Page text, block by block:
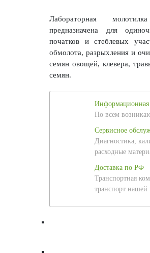
Лабораторная
предназначена для
початков и стеблевых
обмолота, разрыхления и
семян овощей, клевера,
семян.
Информационная
По всем
Сервисное
Диагностика,
расходные
Доставка по РФ
Транспортная
транспорт нашей